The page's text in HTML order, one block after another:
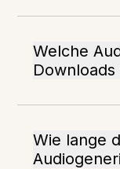
Welche
Wie lange